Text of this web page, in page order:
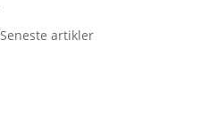
Seneste artikler